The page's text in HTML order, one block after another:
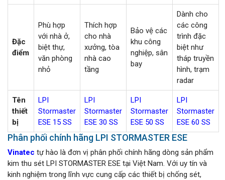
Đặc
điểm
Phù hợp
với nhà ở,
biệt thự,
văn phòng
nhỏ
Thích hợp
cho nhà
xưởng, tòa
nhà cao
tầng
Bảo vệ các
khu công
nghiệp, sân
bay
Dành cho
các công
trình đặc
biệt như
tháp truyền
hình, trạm
radar
Tên
thiết
bị
LPI
Stormaster
ESE 15 SS
LPI
Stormaster
ESE 30 SS
LPI
Stormaster
ESE 50 SS
LPI
Stormaster
ESE 60 SS
Phân phối chính hãng LPI STORMASTER ESE
Vinatec tự hào là đơn vị phân phối chính hãng dòng sản phẩm
kim thu sét LPI STORMASTER ESE tại Việt Nam. Với uy tín và
kinh nghiệm trong lĩnh vực cung cấp các thiết bị chống sét,